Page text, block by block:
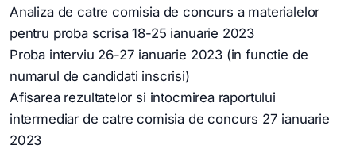
Analiza de catre comisia de concurs a materialelor
pentru proba scrisa 18-25 ianuarie 2023
Proba interviu 26-27 ianuarie 2023 (in functie de
numarul de candidati inscrisi)
Afisarea rezultatelor si intocmirea raportului
intermediar de catre comisia de concurs 27 ianuarie
2023